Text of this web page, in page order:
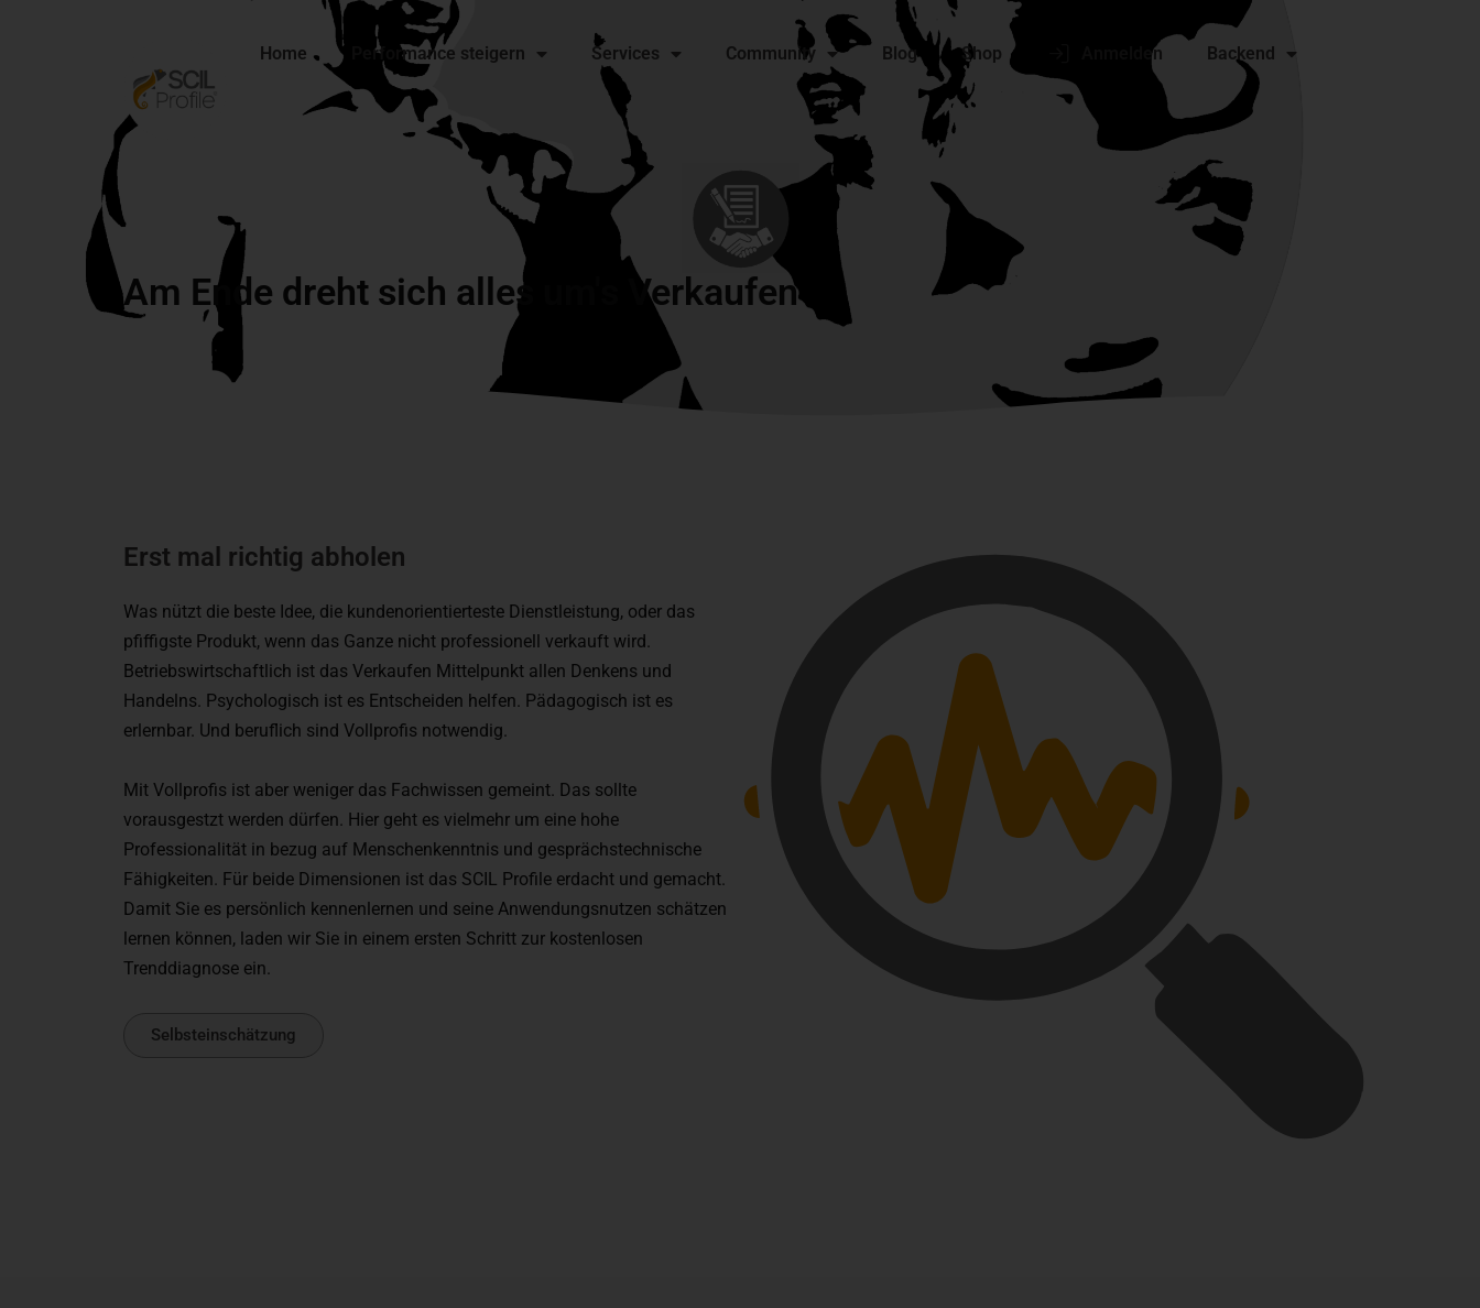
Home Performance steigern Services Community Blog Shop Anmelden Backend
Am Ende dreht sich alles um's Verkaufen
Erst mal richtig abholen
Was nützt die beste Idee, die kundenorientierteste Dienstleistung, oder das
pfiffigste Produkt, wenn das Ganze nicht professionell verkauft wird.
Betriebswirtschaftlich ist das Verkaufen Mittelpunkt allen Denkens und
Handelns. Psychologisch ist es Entscheiden helfen. Pädagogisch ist es
erlernbar. Und beruflich sind Vollprofis notwendig.
Mit Vollprofis ist aber weniger das Fachwissen gemeint. Das sollte
vorausgestzt werden dürfen. Hier geht es vielmehr um eine hohe
Professionalität in bezug auf Menschenkenntnis und gesprächstechnische
Fähigkeiten. Für beide Dimensionen ist das SCIL Profile erdacht und gemacht.
Damit Sie es persönlich kennenlernen und seine Anwendungsnutzen schätzen
lernen können, laden wir Sie in einem ersten Schritt zur kostenlosen
Trenddiagnose ein.
Selbsteinschätzung